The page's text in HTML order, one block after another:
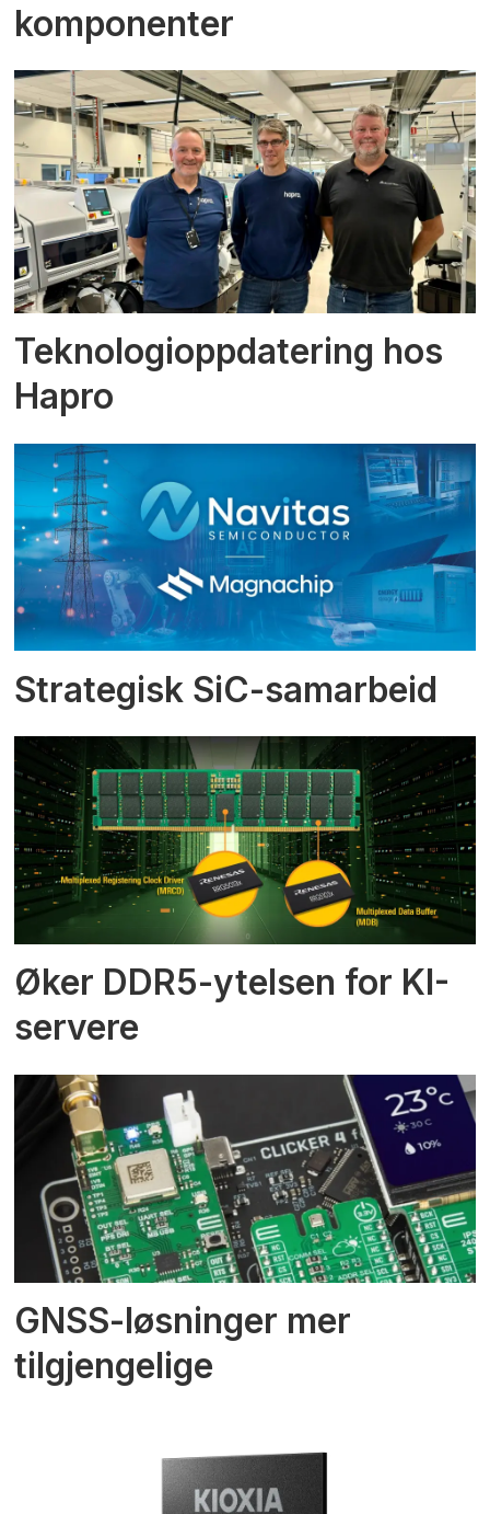
komponenter
Teknologioppdatering hos
Hapro
Strategisk SiC-samarbeid
Øker DDR5-ytelsen for KI-
servere
GNSS-løsninger mer
tilgjengelige